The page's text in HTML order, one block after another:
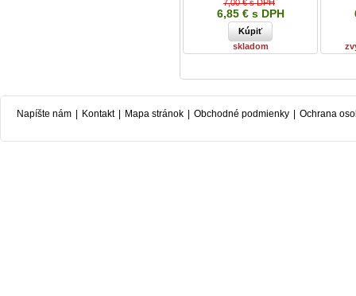
7,00 € s DPH
6,85 € s DPH
skladom
Napíšte nám Kontakt Mapa stránok Obchodné podmienky Ochrana